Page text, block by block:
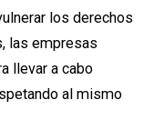
los derechos
las empresas
llevar a cabo
al mismo